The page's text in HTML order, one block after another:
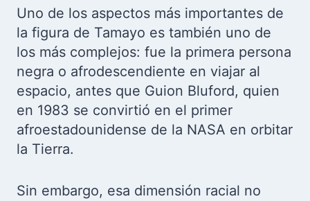
Uno de los aspectos más importantes de
la figura de Tamayo es también uno de
los más complejos: fue la primera persona
negra o afrodescendiente en viajar al
espacio, antes que Guion Bluford, quien
en 1983 se convirtió en el primer
afroestadounidense de la NASA en orbitar
la Tierra.
Sin embargo, esa dimensión racial no